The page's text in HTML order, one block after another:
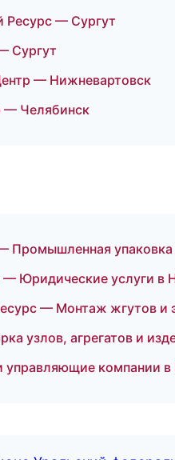
— Сургут
Сургут
— Нижневартовск
— Челябинск
упаковка
— Юридические услуги в
— Монтаж жгутов
узлов, агрегатов и
компании в